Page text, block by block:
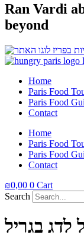
Ran Vardi
beyond
Home
Paris Food
Paris Food
Contact
Home
Paris Food
Paris Food
Contact
₪0,00 0 Cart
Search
לדג בגריל